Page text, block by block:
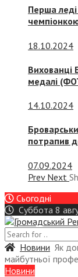
Перша
18.10.2024
Вихованці
медалі
14.10.2024
потрапив
07.09.2024
Prev Next
Сьогодні
Суббота 8
Новини Як
майбутньої
Новини